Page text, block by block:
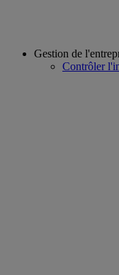
Gestion de
Contrôler